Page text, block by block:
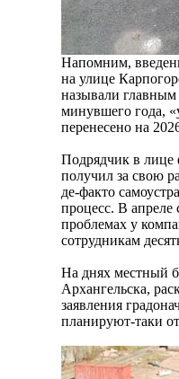
Напомним,
на улице
называли
минувшего года,
перенесено на
Подрядчик в лице
получил за свою
де-факто
процесс. В апреле
проблемах у
сотрудникам
На днях местный
Архангельска,
заявления
планируют-таки